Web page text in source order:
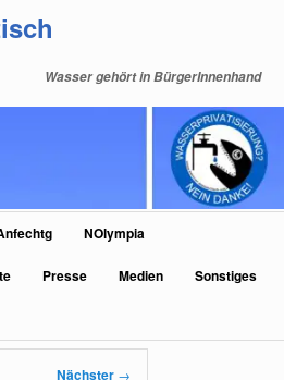
Wasser gehört in BürgerInnenhand
NOlympia
Presse Medien Sonstiges
Nächster →